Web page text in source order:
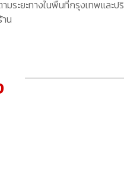
มระยะทางในพื้นที่กรุงเทพและ
น